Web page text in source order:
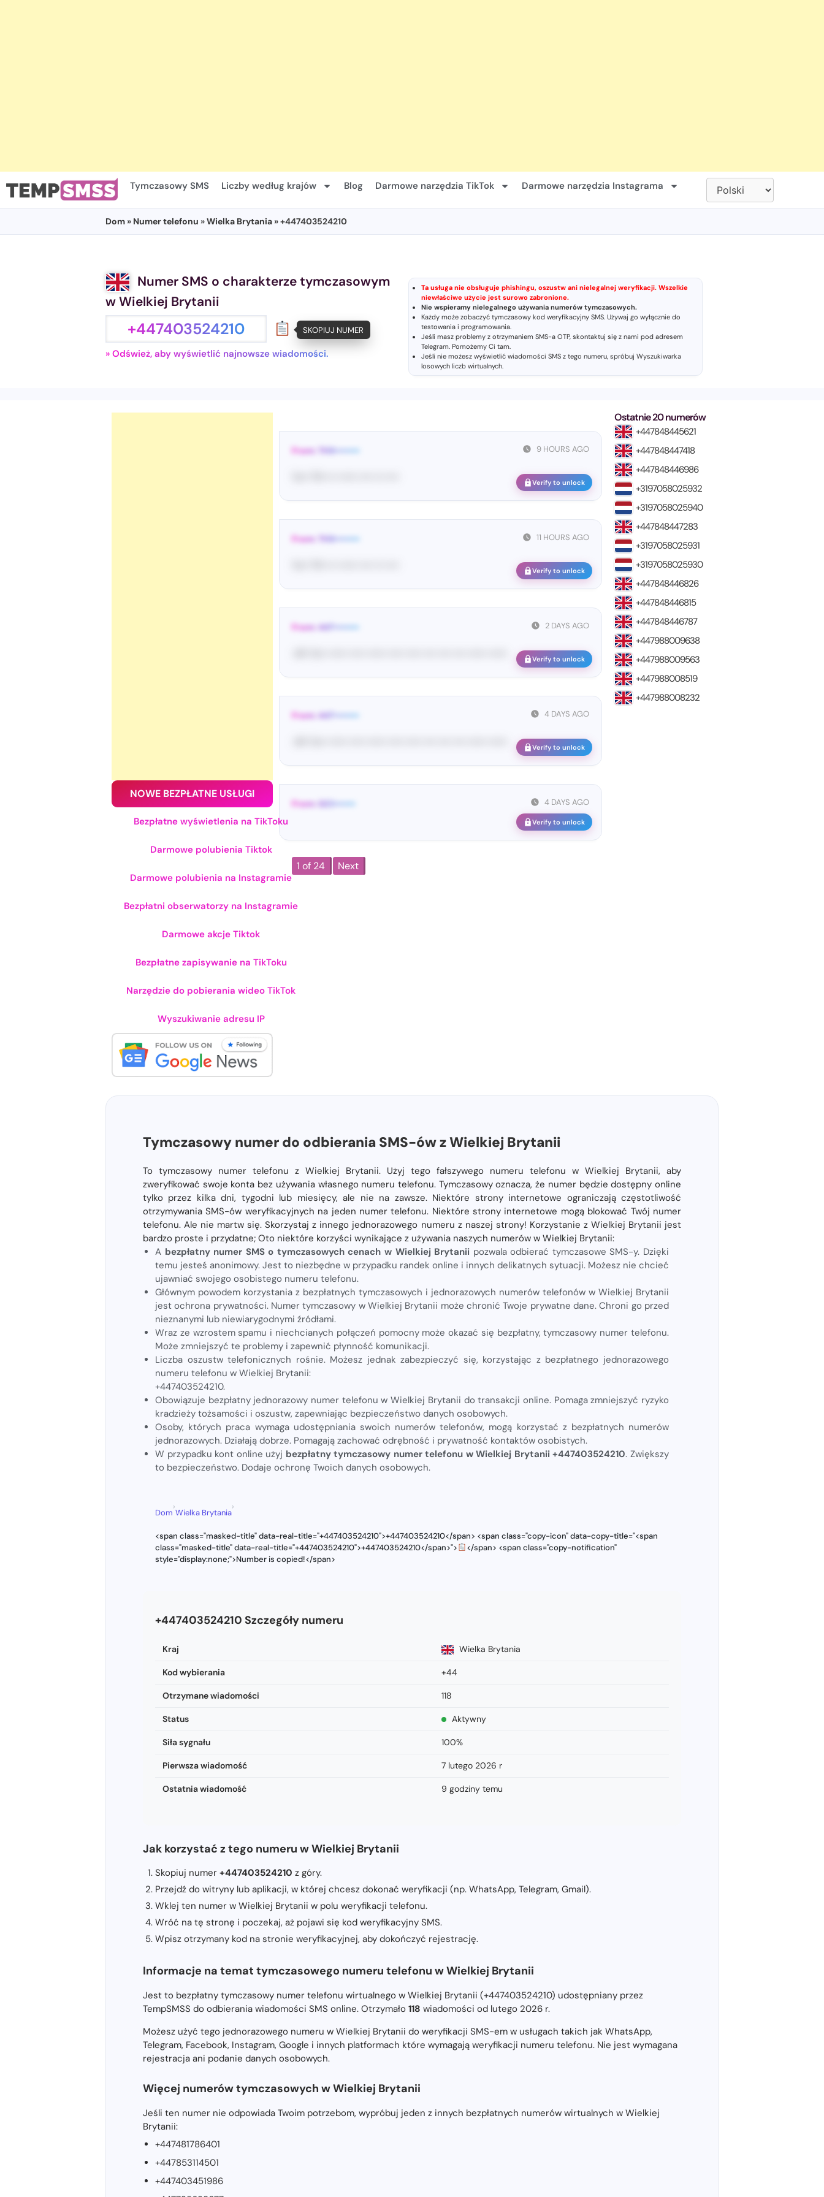
Tymczasowy SMS Liczby według krajów Blog Darmowe narzędzia TikTok Darmowe narzędzia Instagrama
Dom » Numer telefonu »Wielka Brytania » +447403524210
Numer SMS o charakterze tymczasowym
w Wielkiej Brytanii
+447403524210 SKOPIUJ NUMER
» Odśwież, aby wyświetlić najnowsze wiadomości.
Ta usługa nie obsługuje phishingu, oszustw ani nielegalnej weryfikacji. Wszelkie
niewłaściwe użycie jest surowo zabronione.
Nie wspieramy nielegalnego używania numerów tymczasowych.
Każdy może zobaczyć tymczasowy kod weryfikacyjny SMS. Używaj go wyłącznie do
testowania i programowania.
Jeśli masz problemy z otrzymaniem SMS-a OTP, skontaktuj się z nami pod adresem
Telegram. Pomożemy Ci tam.
Jeśli nie możesz wyświetlić wiadomości SMS z tego numeru, spróbuj Wyszukiwarka
losowych liczb wirtualnych.
NOWE BEZPŁATNE USŁUGI
Bezpłatne wyświetlenia na TikToku
Darmowe polubienia Tiktok
Darmowe polubienia na Instagramie
Bezpłatni obserwatorzy na Instagramie
Darmowe akcje Tiktok
Bezpłatne zapisywanie na TikToku
Narzędzie do pobierania wideo TikTok
Wyszukiwanie adresu IP
9 HOURS AGO
From: THX••••••••
Verify to unlock
11 HOURS AGO
From: THX••••••••
Verify to unlock
2 DAYS AGO
From: 447••••••••
Verify to unlock
4 DAYS AGO
From: 447••••••••
Verify to unlock
4 DAYS AGO
From: GCl•••••••
Verify to unlock
1 of 24 Next
Ostatnie 20 numerów
+447848445621
+447848447418
+447848446986
+3197058025932
+3197058025940
+447848447283
+3197058025931
+3197058025930
+447848446826
+447848446815
+447848446787
+447988009638
+447988009563
+447988008519
+447988008232
Tymczasowy numer do odbierania SMS-ów z Wielkiej Brytanii
To tymczasowy numer telefonu z Wielkiej Brytanii. Użyj tego fałszywego numeru telefonu w Wielkiej Brytanii, aby
zweryfikować swoje konta bez używania własnego numeru telefonu. Tymczasowy oznacza, że ​​numer będzie dostępny online
tylko przez kilka dni, tygodni lub miesięcy, ale nie na zawsze. Niektóre strony internetowe ograniczają częstotliwość
otrzymywania SMS-ów weryfikacyjnych na jeden numer telefonu. Niektóre strony internetowe mogą blokować Twój numer
telefonu. Ale nie martw się. Skorzystaj z innego jednorazowego numeru z naszej strony! Korzystanie z Wielkiej Brytanii jest
bardzo proste i przydatne; Oto niektóre korzyści wynikające z używania naszych numerów w Wielkiej Brytanii:
A bezpłatny numer SMS o tymczasowych cenach w Wielkiej Brytanii pozwala odbierać tymczasowe SMS-y. Dzięki
temu jesteś anonimowy. Jest to niezbędne w przypadku randek online i innych delikatnych sytuacji. Możesz nie chcieć
ujawniać swojego osobistego numeru telefonu.
Głównym powodem korzystania z bezpłatnych tymczasowych i jednorazowych numerów telefonów w Wielkiej Brytanii
jest ochrona prywatności. Numer tymczasowy w Wielkiej Brytanii może chronić Twoje prywatne dane. Chroni go przed
nieznanymi lub niewiarygodnymi źródłami.
Wraz ze wzrostem spamu i niechcianych połączeń pomocny może okazać się bezpłatny, tymczasowy numer telefonu.
Może zmniejszyć te problemy i zapewnić płynność komunikacji.
Liczba oszustw telefonicznych rośnie. Możesz jednak zabezpieczyć się, korzystając z bezpłatnego jednorazowego
numeru telefonu w Wielkiej Brytanii:
+447403524210.
Obowiązuje bezpłatny jednorazowy numer telefonu w Wielkiej Brytanii do transakcji online. Pomaga zmniejszyć ryzyko
kradzieży tożsamości i oszustw, zapewniając bezpieczeństwo danych osobowych.
Osoby, których praca wymaga udostępniania swoich numerów telefonów, mogą korzystać z bezpłatnych numerów
jednorazowych. Działają dobrze. Pomagają zachować odrębność i prywatność kontaktów osobistych.
W przypadku kont online użyj bezpłatny tymczasowy numer telefonu w Wielkiej Brytanii +447403524210. Zwiększy
to bezpieczeństwo. Dodaje ochronę Twoich danych osobowych.
Dom
›
Wielka Brytania
›
<span class="masked-title" data-real-title="+447403524210">+447403524210</span> <span class="copy-icon" data-copy-title="<span
class="masked-title" data-real-title="+447403524210">+447403524210</span>">
</span> <span class="copy-notification"
style="display:none;">Number is copied!</span>
+447403524210 Szczegóły numeru
Kraj Wielka Brytania
Kod wybierania +44
Otrzymane wiadomości 118
Status Aktywny
Siła sygnału 100%
Pierwsza wiadomość 7 lutego 2026 r
Ostatnia wiadomość 9 godziny temu
Jak korzystać z tego numeru w Wielkiej Brytanii
Skopiuj numer +447403524210 z góry.
Przejdź do witryny lub aplikacji, w której chcesz dokonać weryfikacji (np. WhatsApp, Telegram, Gmail).
Wklej ten numer w Wielkiej Brytanii w polu weryfikacji telefonu.
Wróć na tę stronę i poczekaj, aż pojawi się kod weryfikacyjny SMS.
Wpisz otrzymany kod na stronie weryfikacyjnej, aby dokończyć rejestrację.
Informacje na temat tymczasowego numeru telefonu w Wielkiej Brytanii
Jest to bezpłatny tymczasowy numer telefonu wirtualnego w Wielkiej Brytanii (+447403524210) udostępniany przez
TempSMSS do odbierania wiadomości SMS online. Otrzymało 118 wiadomości od lutego 2026 r.
Możesz użyć tego jednorazowego numeru w Wielkiej Brytanii do weryfikacji SMS-em w usługach takich jak WhatsApp,
Telegram, Facebook, Instagram, Google i innych platformach które wymagają weryfikacji numeru telefonu. Nie jest wymagana
rejestracja ani podanie danych osobowych.
Więcej numerów tymczasowych w Wielkiej Brytanii
Jeśli ten numer nie odpowiada Twoim potrzebom, wypróbuj jeden z innych bezpłatnych numerów wirtualnych w Wielkiej
Brytanii:
+447481786401
+447853114501
+447403451986